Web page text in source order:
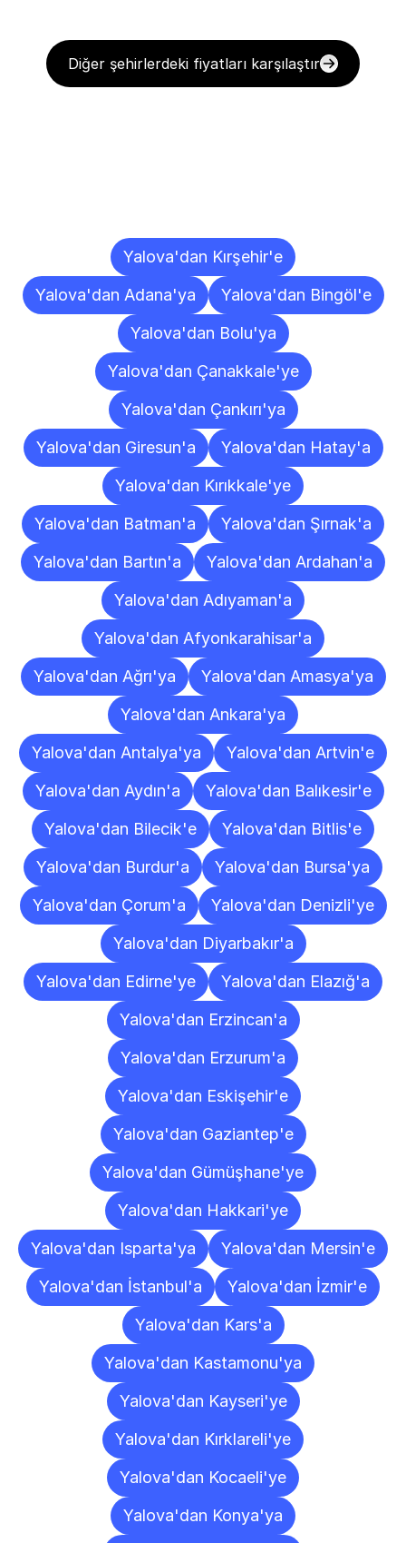
Diğer şehirlerdeki fiyatları karşılaştır
Yalova'dan Kırşehir'e
Yalova'dan Adana'ya
Yalova'dan Bingöl'e
Yalova'dan Bolu'ya
Yalova'dan Çanakkale'ye
Yalova'dan Çankırı'ya
Yalova'dan Giresun'a
Yalova'dan Hatay'a
Yalova'dan Kırıkkale'ye
Yalova'dan Batman'a
Yalova'dan Şırnak'a
Yalova'dan Bartın'a
Yalova'dan Ardahan'a
Yalova'dan Adıyaman'a
Yalova'dan Afyonkarahisar'a
Yalova'dan Ağrı'ya
Yalova'dan Amasya'ya
Yalova'dan Ankara'ya
Yalova'dan Antalya'ya
Yalova'dan Artvin'e
Yalova'dan Aydın'a
Yalova'dan Balıkesir'e
Yalova'dan Bilecik'e
Yalova'dan Bitlis'e
Yalova'dan Burdur'a
Yalova'dan Bursa'ya
Yalova'dan Çorum'a
Yalova'dan Denizli'ye
Yalova'dan Diyarbakır'a
Yalova'dan Edirne'ye
Yalova'dan Elazığ'a
Yalova'dan Erzincan'a
Yalova'dan Erzurum'a
Yalova'dan Eskişehir'e
Yalova'dan Gaziantep'e
Yalova'dan Gümüşhane'ye
Yalova'dan Hakkari'ye
Yalova'dan Isparta'ya
Yalova'dan Mersin'e
Yalova'dan İstanbul'a
Yalova'dan İzmir'e
Yalova'dan Kars'a
Yalova'dan Kastamonu'ya
Yalova'dan Kayseri'ye
Yalova'dan Kırklareli'ye
Yalova'dan Kocaeli'ye
Yalova'dan Konya'ya